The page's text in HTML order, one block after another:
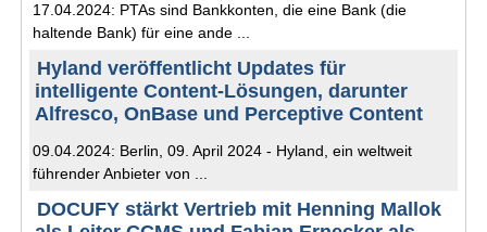
17.04.2024: PTAs sind Bankkonten, die eine Bank (die
haltende Bank) für eine ande ...
Hyland veröffentlicht Updates für
intelligente Content-Lösungen, darunter
Alfresco, OnBase und Perceptive Content
09.04.2024: Berlin, 09. April 2024 - Hyland, ein weltweit
führender Anbieter von ...
DOCUFY stärkt Vertrieb mit Henning Mallok